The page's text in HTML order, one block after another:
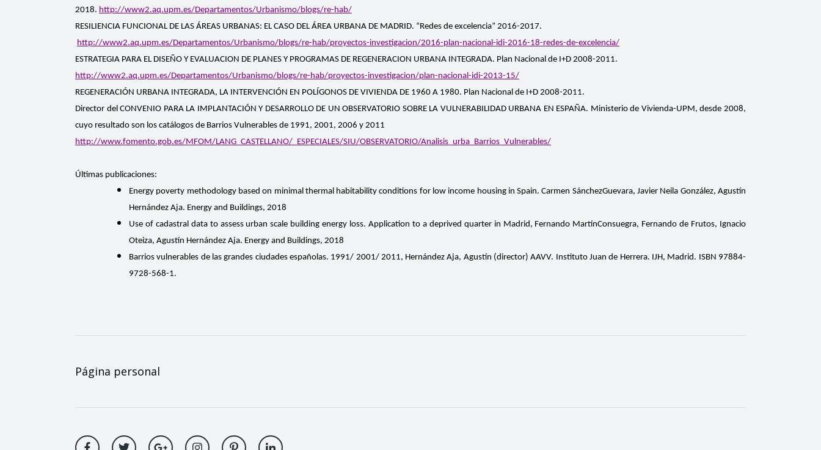
2018. http://www2.aq.upm.es/Departamentos/Urbanismo/blogs/re-hab/
RESILIENCIA FUNCIONAL DE LAS ÁREAS URBANAS: EL CASO DEL ÁREA URBANA DE MADRID. “Redes de excelencia” 2016-2017.
http://www2.aq.upm.es/Departamentos/Urbanismo/blogs/re-hab/proyectos-investigacion/2016-plan-nacional-idi-2016-18-redes-de-excelencia/
ESTRATEGIA PARA EL DISEÑO Y EVALUACION DE PLANES Y PROGRAMAS DE REGENERACION URBANA INTEGRADA. Plan Nacional de I+D 2008-2011.
http://www2.aq.upm.es/Departamentos/Urbanismo/blogs/re-hab/proyectos-investigacion/plan-nacional-idi-2013-15/
REGENERACIÓN URBANA INTEGRADA, LA INTERVENCIÓN EN POLÍGONOS DE VIVIENDA DE 1960 A 1980. Plan Nacional de I+D 2008-2011.
Director del CONVENIO PARA LA IMPLANTACIÓN Y DESARROLLO DE UN OBSERVATORIO SOBRE LA VULNERABILIDAD URBANA EN ESPAÑA. Ministerio de Vivienda-UPM, desde 2008,
cuyo resultado son los catálogos de Barrios Vulnerables de 1991, 2001, 2006 y 2011
http://www.fomento.gob.es/MFOM/LANG_CASTELLANO/_ESPECIALES/SIU/OBSERVATORIO/Analisis_urba_Barrios_Vulnerables/
Últimas publicaciones:
Energy poverty methodology based on minimal thermal habitability conditions for low income housing in Spain. Carmen SánchezGuevara, Javier Neila González, Agustín
Hernández Aja. Energy and Buildings, 2018
Use of cadastral data to assess urban scale building energy loss. Application to a deprived quarter in Madrid, Fernando MartínConsuegra, Fernando de Frutos, Ignacio
Oteiza, Agustín Hernández Aja. Energy and Buildings, 2018
Barrios vulnerables de las grandes ciudades españolas. 1991/ 2001/ 2011, Hernández Aja, Agustín (director) AAVV. Instituto Juan de Herrera. IJH, Madrid. ISBN 97884-
9728-568-1.
Página personal